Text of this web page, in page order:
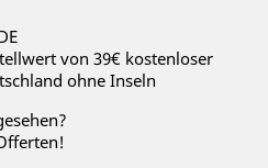
von 39€ kostenloser
ohne Inseln